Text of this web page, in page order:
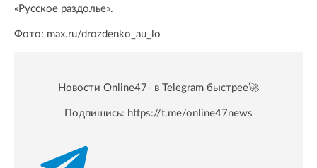
«Русское раздолье».
Фото: max.ru/drozdenko_au_lo
Новости Online47- в Telegram быстрее🚀
Подпишись: https://t.me/online47news